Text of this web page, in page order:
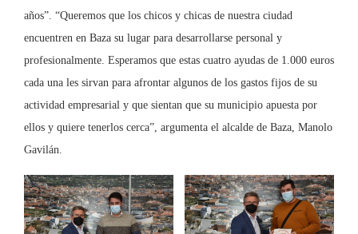
años”. “Queremos que los chicos y chicas de nuestra ciudad
encuentren en Baza su lugar para desarrollarse personal y
profesionalmente. Esperamos que estas cuatro ayudas de 1.000 euros
cada una les sirvan para afrontar algunos de los gastos fijos de su
actividad empresarial y que sientan que su municipio apuesta por
ellos y quiere tenerlos cerca”, argumenta el alcalde de Baza, Manolo
Gavilán.